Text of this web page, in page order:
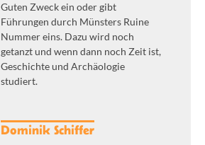
Guten Zweck ein oder gibt
Führungen durch Münsters Ruine
Nummer eins. Dazu wird noch
getanzt und wenn dann noch Zeit ist,
Geschichte und Archäologie
studiert.
Dominik Schiffer